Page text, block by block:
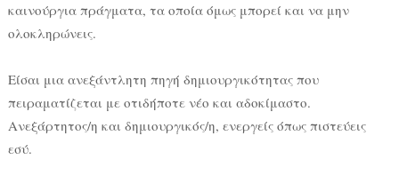
καινούργια πράγματα, τα οποία όμως μπορεί και να μην
ολοκληρώνεις.
Είσαι μια ανεξάντλητη πηγή δημιουργικότητας που
πειραματίζεται με οτιδήποτε νέο και αδοκίμαστο.
Ανεξάρτητος/η και δημιουργικός/η, ενεργείς όπως πιστεύεις
εσύ.